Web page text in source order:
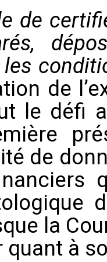
de
de
le défi
de
la
quant à